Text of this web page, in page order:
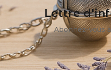
Lettre
Abonnez-vous